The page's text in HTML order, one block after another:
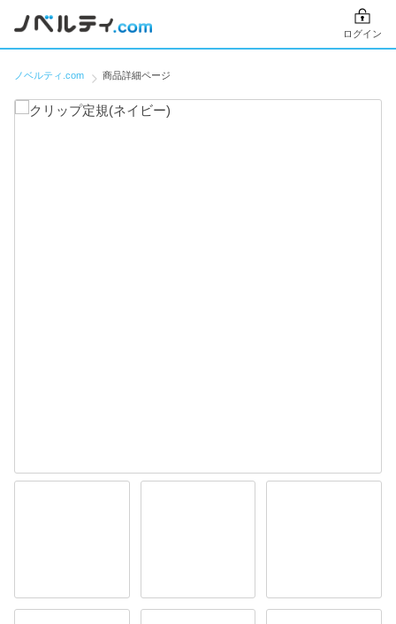
ログイン
ノベルティ.com 商品詳細ページ